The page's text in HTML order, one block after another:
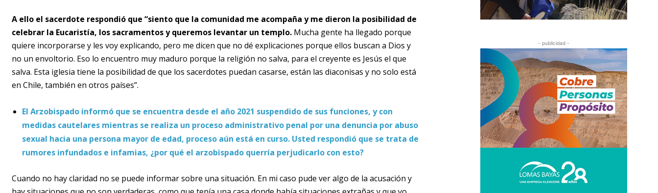
A ello el sacerdote respondió que “siento que la comunidad me acompaña y me dieron la posibilidad de
celebrar la Eucaristía, los sacramentos y queremos levantar un templo. Mucha gente ha llegado porque
quiere incorporarse y les voy explicando, pero me dicen que no dé explicaciones porque ellos buscan a Dios y
no un envoltorio. Eso lo encuentro muy maduro porque la religión no salva, para el creyente es Jesús el que
salva. Esta iglesia tiene la posibilidad de que los sacerdotes puedan casarse, están las diaconisas y no solo está
en Chile, también en otros países”.
El Arzobispado informó que se encuentra desde el año 2021 suspendido de sus funciones, y con
medidas cautelares mientras se realiza un proceso administrativo penal por una denuncia por abuso
sexual hacia una persona mayor de edad, proceso aún está en curso. Usted respondió que se trata de
rumores infundados e infamias, ¿por qué el arzobispado querría perjudicarlo con esto?
Cuando no hay claridad no se puede informar sobre una situación. En mi caso pude ver algo de la acusación y
- publicidad -